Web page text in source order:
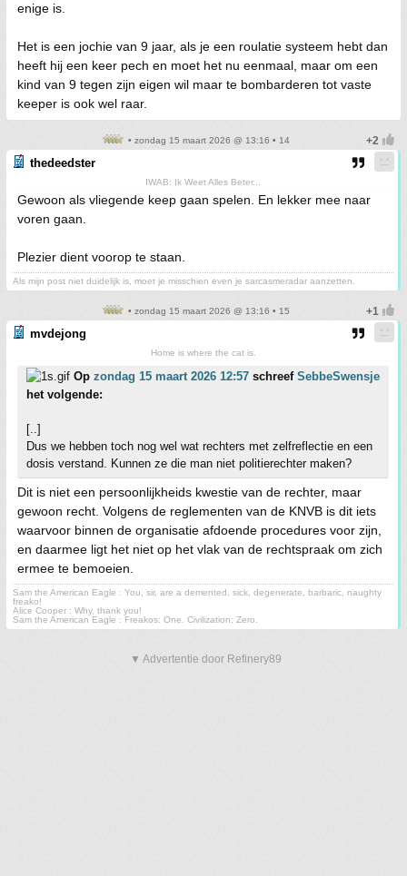
enige is.
Het is een jochie van 9 jaar, als je een roulatie systeem hebt dan
heeft hij een keer pech en moet het nu eenmaal, maar om een
kind van 9 tegen zijn eigen wil maar te bombarderen tot vaste
keeper is ook wel raar.
• zondag 15 maart 2026 @ 13:16 • 14
thedeedster
IWAB: Ik Weet Alles Beter...
Gewoon als vliegende keep gaan spelen. En lekker mee naar
voren gaan.
Plezier dient voorop te staan.
Als mijn post niet duidelijk is, moet je misschien even je sarcasmeradar aanzetten.
• zondag 15 maart 2026 @ 13:16 • 15
mvdejong
Home is where the cat is.
Op zondag 15 maart 2026 12:57 schreef SebbeSwensje
het volgende:
[..]
Dus we hebben toch nog wel wat rechters met zelfreflectie en een
dosis verstand. Kunnen ze die man niet politierechter maken?
Dit is niet een persoonlijkheids kwestie van de rechter, maar
gewoon recht. Volgens de reglementen van de KNVB is dit iets
waarvoor binnen de organisatie afdoende procedures voor zijn,
en daarmee ligt het niet op het vlak van de rechtspraak om zich
ermee te bemoeien.
Sam the American Eagle : You, sir, are a demented, sick, degenerate, barbaric, naughty
freako!
Alice Cooper : Why, thank you!
Sam the American Eagle : Freakos: One. Civilization: Zero.
▼ Advertentie door Refinery89